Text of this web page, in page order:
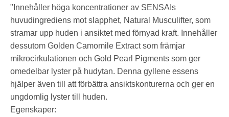
"Innehåller höga koncentrationer av SENSAIs
huvudingrediens mot slapphet, Natural Musculifter, som
stramar upp huden i ansiktet med förnyad kraft. Innehåller
dessutom Golden Camomile Extract som främjar
mikrocirkulationen och Gold Pearl Pigments som ger
omedelbar lyster på hudytan. Denna gyllene essens
hjälper även till att förbättra ansiktskonturerna och ger en
ungdomlig lyster till huden.
Egenskaper: